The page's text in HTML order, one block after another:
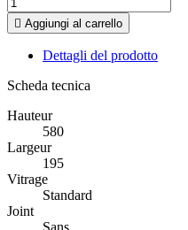
 Aggiungi al carrello
Dettagli del prodotto
Scheda tecnica
Hauteur
580
Largeur
195
Vitrage
Standard
Joint